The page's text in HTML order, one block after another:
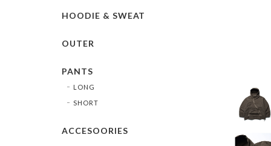
HOODIE & SWEAT
OUTER
PANTS
LONG
SHORT
ACCESOORIES